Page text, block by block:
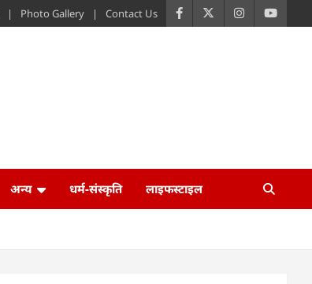
Photo Gallery Contact Us
अन्य धर्म-संस्कृति लाइफस्टाइल